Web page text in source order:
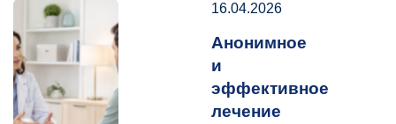
16.04.2026
Анонимное
и
эффективное
лечение